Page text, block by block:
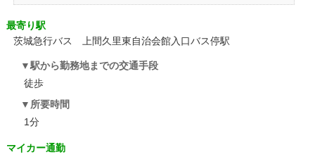
最寄り駅
茨城急行バス 上間久里東自治会館入口バス停駅
駅から勤務地までの交通手段
徒歩
所要時間
1分
マイカー通勤